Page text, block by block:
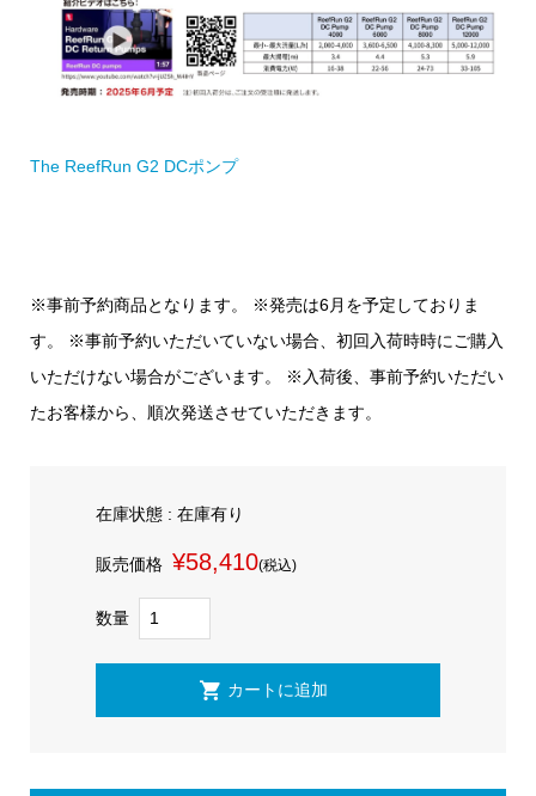
The ReefRun G2 DCポンプ
※事前予約商品となります。 ※発売は6月を予定しておりま
す。 ※事前予約いただいていない場合、初回入荷時時にご購入
いただけない場合がございます。 ※入荷後、事前予約いただい
たお客様から、順次発送させていただきます。
在庫状態 : 在庫有り
販売価格 ¥58,410(税込)
数量